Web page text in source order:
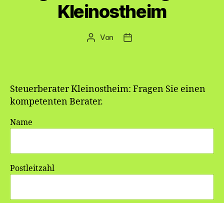
Kleinostheim
Beitragsautor
Von Veröffentlichungsdatum
Steuerberater Kleinostheim: Fragen Sie einen
kompetenten Berater.
Name
Postleitzahl